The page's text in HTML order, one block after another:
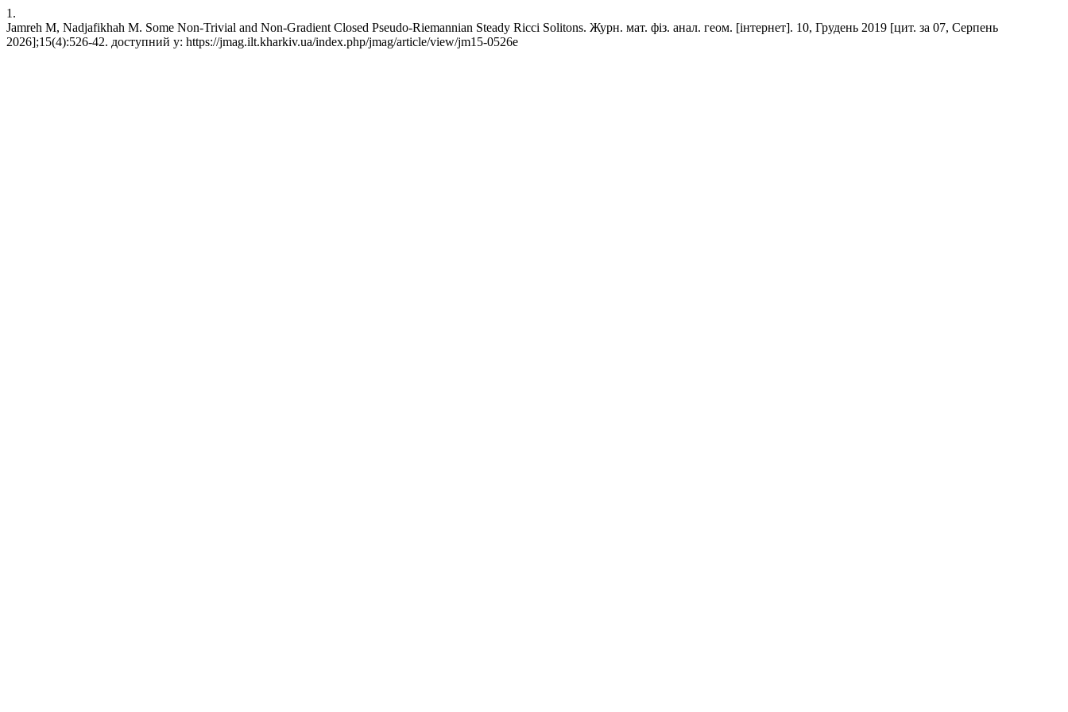
1.
Jamreh M, Nadjafikhah M. Some Non-Trivial and Non-Gradient Closed Pseudo-Riemannian Steady Ricci Solitons. Журн. мат. фіз. анал. геом. [інтернет]. 10, Грудень 2019 [цит. за 07, Серпень
2026];15(4):526-42. доступний у: https://jmag.ilt.kharkiv.ua/index.php/jmag/article/view/jm15-0526e